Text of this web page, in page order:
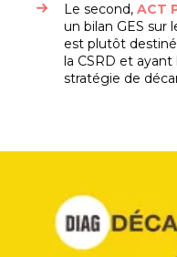
Le second, ACT
un bilan GES sur
est plutôt
la CSRD et
stratégie de